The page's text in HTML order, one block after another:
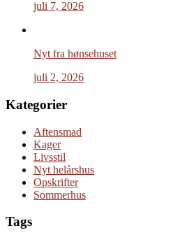
juli 7, 2026
Nyt fra hønsehuset
juli 2, 2026
Kategorier
Aftensmad
Kager
Livsstil
Nyt helårshus
Opskrifter
Sommerhus
Tags